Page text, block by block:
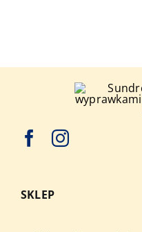
SKLEP